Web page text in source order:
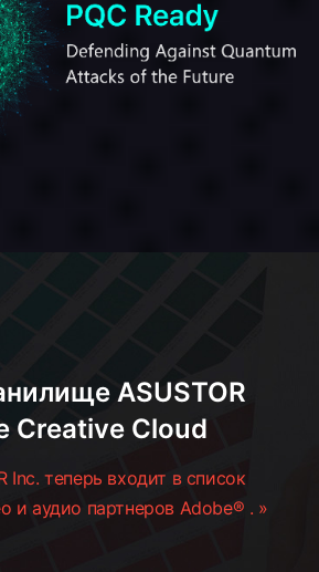
ASUSTOR
Creative Cloud
Inc. теперь входит в список
и аудио партнеров Adobe® . »